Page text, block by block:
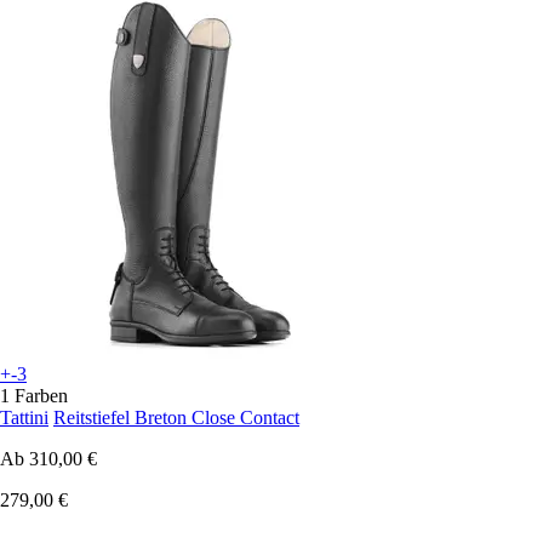
+-3
1 Farben
Tattini Reitstiefel Breton Close Contact
Ab 310,00 €
279,00 €